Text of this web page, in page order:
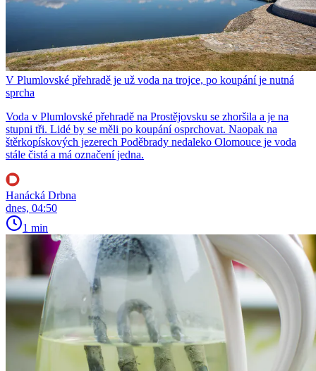
V Plumlovské přehradě je už voda na trojce, po koupání je nutná
sprcha
Voda v Plumlovské přehradě na Prostějovsku se zhoršila a je na
stupni tři. Lidé by se měli po koupání osprchovat. Naopak na
štěrkopískových jezerech Poděbrady nedaleko Olomouce je voda
stále čistá a má označení jedna.
Hanácká Drbna
dnes, 04:50
1 min